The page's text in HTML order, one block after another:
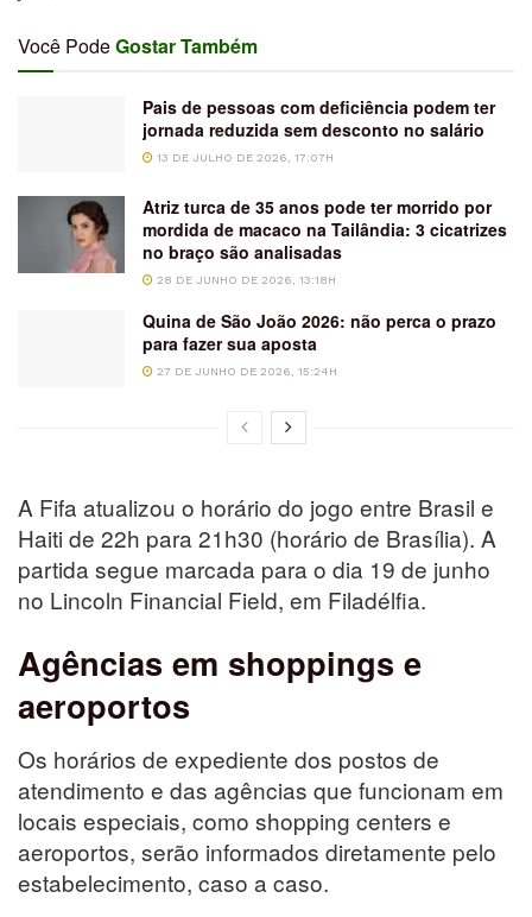
Você PodeGostar Também
Pais de pessoas com deficiência podem ter
jornada reduzida sem desconto no salário
13 DE JULHO DE 2026, 17:07H
Atriz turca de 35 anos pode ter morrido por
mordida de macaco na Tailândia: 3 cicatrizes
no braço são analisadas
28 DE JUNHO DE 2026, 13:18H
Quina de São João 2026: não perca o prazo
para fazer sua aposta
27 DE JUNHO DE 2026, 15:24H
A Fifa atualizou o horário do jogo entre Brasil e
Haiti de 22h para 21h30 (horário de Brasília). A
partida segue marcada para o dia 19 de junho
no Lincoln Financial Field, em Filadélfia.
Agências em shoppings e
aeroportos
Os horários de expediente dos postos de
atendimento e das agências que funcionam em
locais especiais, como shopping centers e
aeroportos, serão informados diretamente pelo
estabelecimento, caso a caso.